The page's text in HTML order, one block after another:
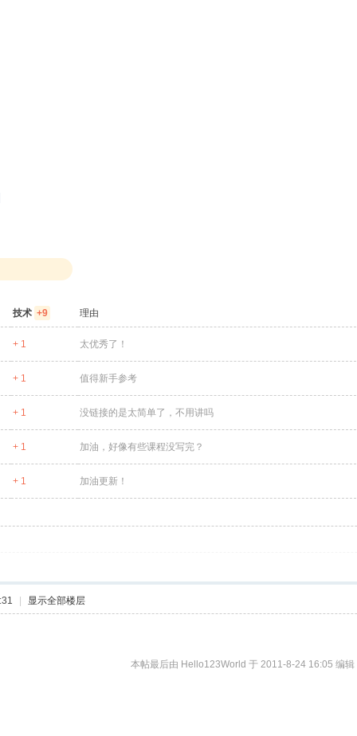
技术 +9 理由
+ 1 太优秀了！
+ 1 值得新手参考
+ 1 没链接的是太简单了，不用讲吗
+ 1 加油，好像有些课程没写完？
+ 1 加油更新！
| 显示全部楼层
本帖最后由 Hello123World 于 2011-8-24 16:05 编辑